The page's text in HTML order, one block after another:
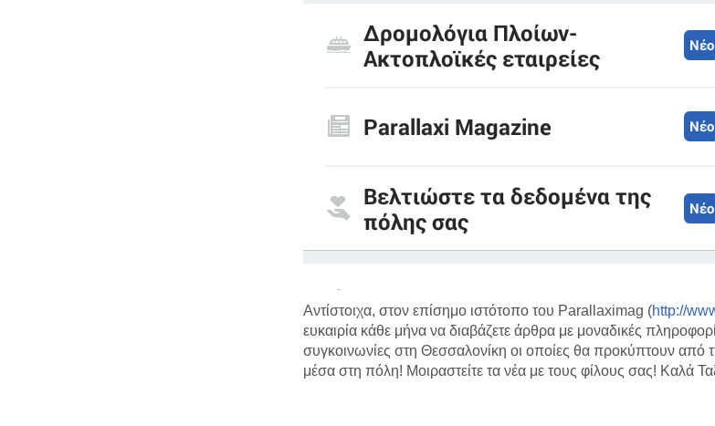
Αντίστοιχα, στον επίσημο ιστότοπο του Parallaximag (http://
ευκαιρία κάθε μήνα να διαβάζετε άρθρα με μοναδικές
συγκοινωνίες στη Θεσσαλονίκη οι οποίες θα προκύπτουν από
μέσα στη πόλη! Μοιραστείτε τα νέα με τους φίλους σας! Καλά